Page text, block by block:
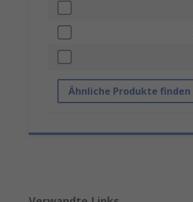
Ähnliche Produkte finden